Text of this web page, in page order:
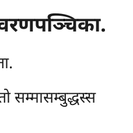
सम्मासम्बुद्धस्स